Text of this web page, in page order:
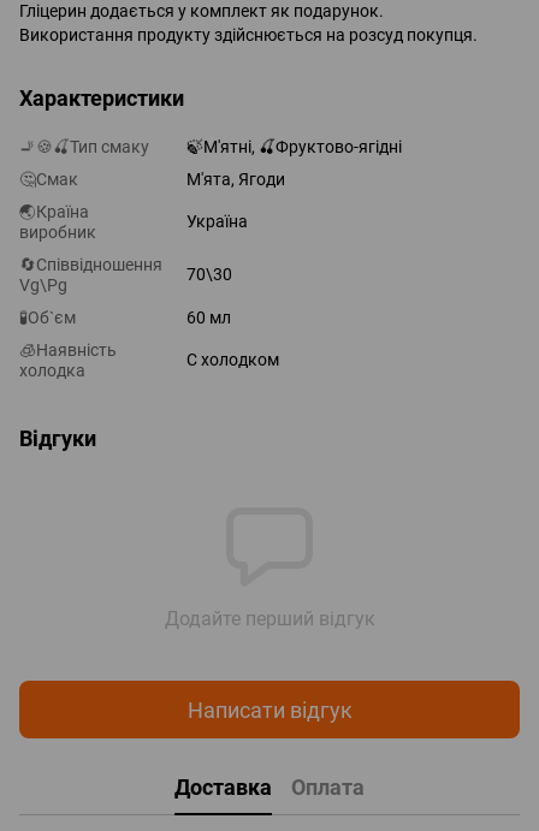
Гліцерин додається у комплект як подарунок.
Використання продукту здійснюється на розсуд покупця.
Характеристики
🚬🍪🍒Тип смаку
🍃М'ятні, 🍒Фруктово-ягідні
🤔Смак
М'ята, Ягоди
🌏Країна
виробник
Україна
🔄Співвідношення
Vg\Pg
70\30
🧪Об`єм
60 мл
🧊Наявність
холодка
С холодком
Відгуки
Додайте перший відгук
Написати відгук
Доставка Оплата